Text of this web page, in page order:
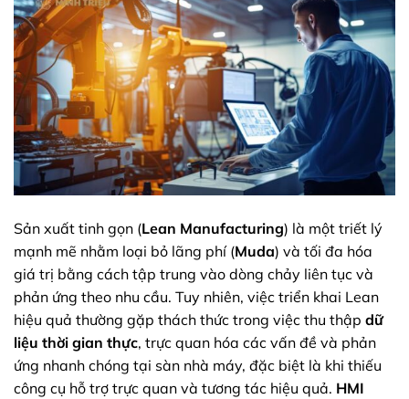
Sản xuất tinh gọn (Lean Manufacturing) là một triết lý
mạnh mẽ nhằm loại bỏ lãng phí (Muda) và tối đa hóa
giá trị bằng cách tập trung vào dòng chảy liên tục và
phản ứng theo nhu cầu. Tuy nhiên, việc triển khai Lean
hiệu quả thường gặp thách thức trong việc thu thập dữ
liệu thời gian thực, trực quan hóa các vấn đề và phản
ứng nhanh chóng tại sàn nhà máy, đặc biệt là khi thiếu
công cụ hỗ trợ trực quan và tương tác hiệu quả. HMI